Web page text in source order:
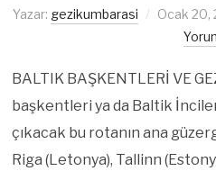
Yazar: gezikumbarasi Ocak 20,
BALTIK BAŞKENTLERİ VE
başkentleri ya da Baltik
çıkacak bu rotanın ana
Riga (Letonya), Tallinn